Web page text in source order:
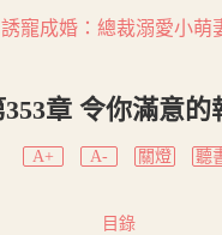
誘寵成婚：總裁溺愛小萌
353章 令你滿意的
A+ A- 關燈 聽
目錄